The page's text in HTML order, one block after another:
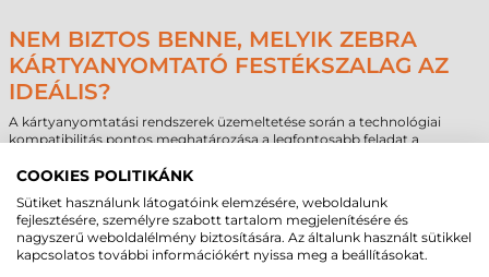
NEM BIZTOS BENNE, MELYIK ZEBRA
KÁRTYANYOMTATÓ FESTÉKSZALAG AZ
IDEÁLIS?
A kártyanyomtatási rendszerek üzemeltetése során a technológiai
kompatibilitás pontos meghatározása a legfontosabb feladat a
749EMcikkszámú termék és a meglévő géppark technikai
csapattal. Tapasztalt mérnöki szemléletű kollégák segítenek a
nyomtatási technológia, a panelkonfiguráció és a kapacitás szerinti
legmegfelelőbb megoldás kiválasztásában, támogatva a B2B beszerzési
folyamatokat.
COOKIES POLITIKÁNK
Sütiket használunk látogatóink elemzésére, weboldalunk
fejlesztésére, személyre szabott tartalom megjelenítésére és
nagyszerű weboldalélmény biztosítására. Az általunk használt sütikkel
kapcsolatos további információkért nyissa meg a beállításokat.